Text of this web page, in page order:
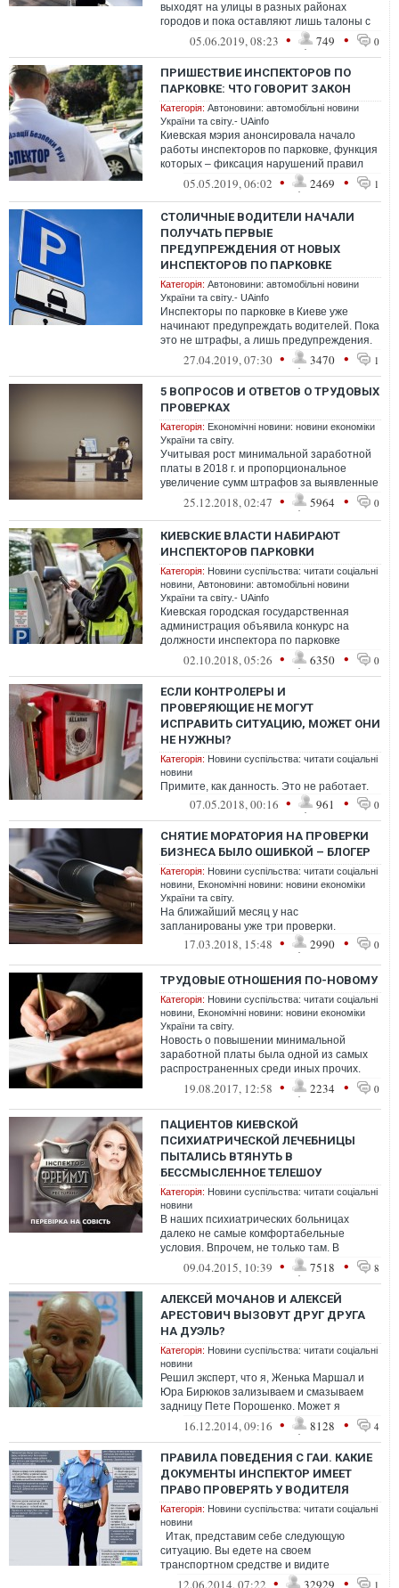
выходят на улицы в разных районах
городов и пока оставляют лишь талоны с
предупреждением. Однако, уже на
05.06.2019, 08:23 • 749 • 0
ПРИШЕСТВИЕ ИНСПЕКТОРОВ ПО
ПАРКОВКЕ: ЧТО ГОВОРИТ ЗАКОН
Категорія: Автоновини: автомобільні новини
України та світу.- UAinfo
Киевская мэрия анонсировала начало
работы инспекторов по парковке, функция
которых – фиксация нарушений правил
парковки, оплаты за неё, с
выписыванием...
05.05.2019, 06:02 • 2469 • 1
СТОЛИЧНЫЕ ВОДИТЕЛИ НАЧАЛИ
ПОЛУЧАТЬ ПЕРВЫЕ
ПРЕДУПРЕЖДЕНИЯ ОТ НОВЫХ
ИНСПЕКТОРОВ ПО ПАРКОВКЕ
Категорія: Автоновини: автомобільні новини
України та світу.- UAinfo
Инспекторы по парковке в Киеве уже
начинают предупреждать водителей. Пока
это не штрафы, а лишь предупреждения.
Об этом сообщил Алексей Павловский, ру...
27.04.2019, 07:30 • 3470 • 1
5 ВОПРОСОВ И ОТВЕТОВ О ТРУДОВЫХ
ПРОВЕРКАХ
Категорія: Економічні новини: новини економіки
України та світу.
Учитывая рост минимальной заработной
платы в 2018 г. и пропорциональное
увеличение сумм штрафов за выявленные
нарушения, проверки соблюдения
25.12.2018, 02:47 • 5964 • 0
КИЕВСКИЕ ВЛАСТИ НАБИРАЮТ
ИНСПЕКТОРОВ ПАРКОВКИ
Категорія: Новини суспільства: читати соціальні
новини Автоновини: автомобільні новини
України та світу.- UAinfo
Киевская городская государственная
администрация объявила конкурс на
должности инспектора по парковке
Инспекции по парковке.
02.10.2018, 05:26 • 6350 • 0
ЕСЛИ КОНТРОЛЕРЫ И
ПРОВЕРЯЮЩИЕ НЕ МОГУТ
ИСПРАВИТЬ СИТУАЦИЮ, МОЖЕТ ОНИ
НЕ НУЖНЫ?
Категорія: Новини суспільства: читати соціальні
новини
Примите, как данность. Это не работает.
07.05.2018, 00:16 • 961 • 0
СНЯТИЕ МОРАТОРИЯ НА ПРОВЕРКИ
БИЗНЕСА БЫЛО ОШИБКОЙ – БЛОГЕР
Категорія: Новини суспільства: читати соціальні
новини Економічні новини: новини економіки
України та світу.
На ближайший месяц у нас
запланированы уже три проверки.
17.03.2018, 15:48 • 2990 • 0
ТРУДОВЫЕ ОТНОШЕНИЯ ПО-НОВОМУ
Категорія: Новини суспільства: читати соціальні
новини Економічні новини: новини економіки
України та світу.
Новость о повышении минимальной
заработной платы была одной из самых
распространенных среди иных прочих.
Кто-то радовался этой новости, кто-то
19.08.2017, 12:58 • 2234 • 0
ПАЦИЕНТОВ КИЕВСКОЙ
ПСИХИАТРИЧЕСКОЙ ЛЕЧЕБНИЦЫ
ПЫТАЛИСЬ ВТЯНУТЬ В
БЕССМЫСЛЕННОЕ ТЕЛЕШОУ
Категорія: Новини суспільства: читати соціальні
новини
В наших психиатрических больницах
далеко не самые комфортабельные
условия. Впрочем, не только там. В
обычных, соматических больницах также
09.04.2015, 10:39 • 7518 • 8
АЛЕКСЕЙ МОЧАНОВ И АЛЕКСЕЙ
АРЕСТОВИЧ ВЫЗОВУТ ДРУГ ДРУГА
НА ДУЭЛЬ?
Категорія: Новини суспільства: читати соціальні
новини
Решил эксперт, что я, Женька Маршал и
Юра Бирюков зализываем и смазываем
задницу Пете Порошенко. Может я
пропустил момент, когда мы с Бирюковым и
16.12.2014, 09:16 • 8128 • 4
ПРАВИЛА ПОВЕДЕНИЯ С ГАИ. КАКИЕ
ДОКУМЕНТЫ ИНСПЕКТОР ИМЕЕТ
ПРАВО ПРОВЕРЯТЬ У ВОДИТЕЛЯ
Категорія: Новини суспільства: читати соціальні
новини
Итак, представим себе следующую
ситуацию. Вы едете на своем
транспортном средстве и видите
работника ГАИ, который жезлом (или
12.06.2014, 07:22 • 32929 • 1